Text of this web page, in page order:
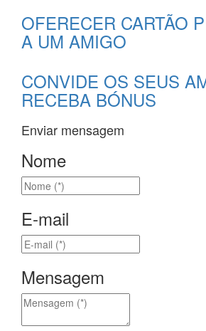
OFERECER CARTÃO
A UM AMIGO
CONVIDE OS SEUS
RECEBA BÓNUS
Enviar mensagem
Nome
E-mail
Mensagem